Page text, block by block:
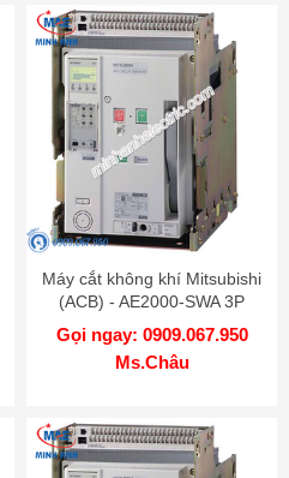
Máy cắt không khí Mitsubishi
(ACB) - AE2000-SWA 3P
2000A 65kA DR
Gọi ngay: 0909.067.950
Ms.Châu